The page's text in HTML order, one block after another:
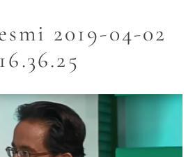
2019-04-02
16.36.25